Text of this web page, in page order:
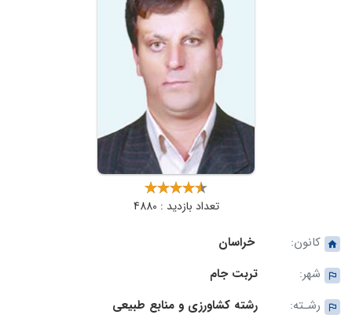
تعداد بازدید : 4880
کانون:
خراسان
شهر:
تربت جام
رشـته:
رشته کشاورزی و منابع طبیعی